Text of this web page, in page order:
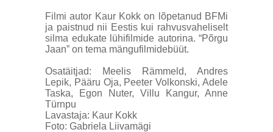
Filmi autor Kaur Kokk on lõpetanud BFMi
ja paistnud nii Eestis kui rahvusvaheliselt
silma edukate lühifilmide autorina. “Põrgu
Jaan” on tema mängufilmidebüüt.
Osatäitjad: Meelis Rämmeld, Andres
Lepik, Pääru Oja, Peeter Volkonski, Adele
Taska, Egon Nuter, Villu Kangur, Anne
Türnpu
Lavastaja: Kaur Kokk
Foto: Gabriela Liivamägi